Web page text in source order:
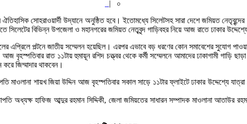
|
০
ঐতিহাসিক সোহরাওয়ার্দী উদ্যানে অনুষ্ঠিত হবে। ইতোমধ্যে সিলেটসহ সারা দেশে জমিয়ত
সিলেটের বিভিন্ন উপজেলা ও মহানগরের জমিয়ত নেতৃবৃন্দ গাড়িবহর নিয়ে আজ রাতে ঢাকার
এপ্রিলে পল্টনে জাতীয় সম্মেলন হয়েছিল। এরপর এভাবে বড় ধরণের কোন সমাবেশের সুযোগ পাওয়া
বৃহস্পতিবার রাত ১১টায় হুমায়ূন রশিদ চত্ত্বর থেকে কর্মী সম্মেলনে আমাদের ঢাকাগামী গাড়ি
জিম্মাদার থাকবেন।
মাওলানা শায়খ জিয়া উদ্দিন আজ বৃহস্পতিবার সকাল সাড়ে ১১টার ফ্লাইটে ঢাকার উদ্দেশ্যে
অধ্যক্ষ হাফিজ আব্দুর রহমান সিদ্দিকী, জেলা জমিয়তের সাধারন সম্পাদক মাওলানা আতাউর